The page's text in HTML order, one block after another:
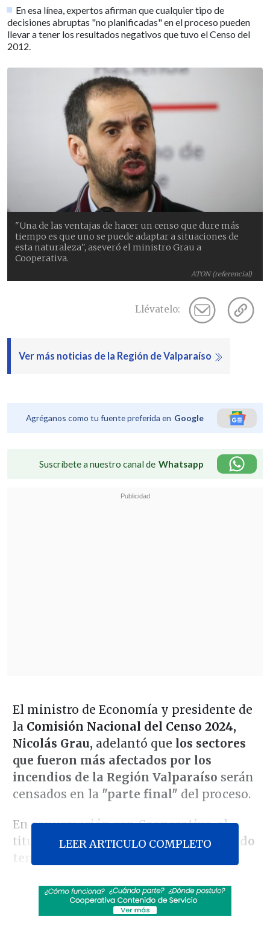
En esa línea, expertos afirman que cualquier tipo de
decisiones abruptas "no planificadas" en el proceso pueden
llevar a tener los resultados negativos que tuvo el Censo del
2012.
ATON (referencial)
"Una de las ventajas de hacer un censo que dure más
tiempo es que uno se puede adaptar a situaciones de
esta naturaleza", aseveró el ministro Grau a
Cooperativa.
Llévatelo:
Ver más noticias de la Región de Valparaíso
Agréganos como tu fuente preferida en Google
Suscríbete a nuestro canal de Whatsapp
El ministro de Economía y presidente de
la Comisión Nacional del Censo 2024,
Nicolás Grau, adelantó que los sectores
que fueron más afectados por los
incendios de la Región Valparaíso serán
censados en la "parte final" del proceso.
En conversación conCooperativa, el
titular de Economía sostuvo que"cuando
tenemos una emergencia de este tipo
los censos anteriores,va a ser un censo
que se va a realizar durante tres meses
LEER ARTICULO COMPLETO